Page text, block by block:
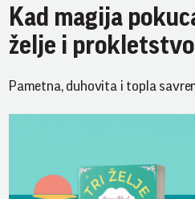
Kad magija
želje i
Pametna, duhovita i topla